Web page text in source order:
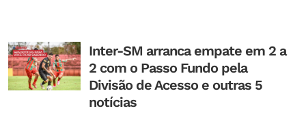
Inter-SM arranca empate em 2 a
2 com o Passo Fundo pela
Divisão de Acesso e outras 5
notícias